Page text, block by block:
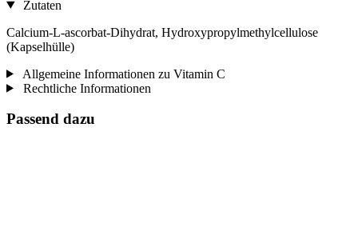
Zutaten
Calcium-L-ascorbat-Dihydrat, Hydroxypropylmethylcellulose
(Kapselhülle)
Allgemeine Informationen zu Vitamin C
Rechtliche Informationen
Passend dazu